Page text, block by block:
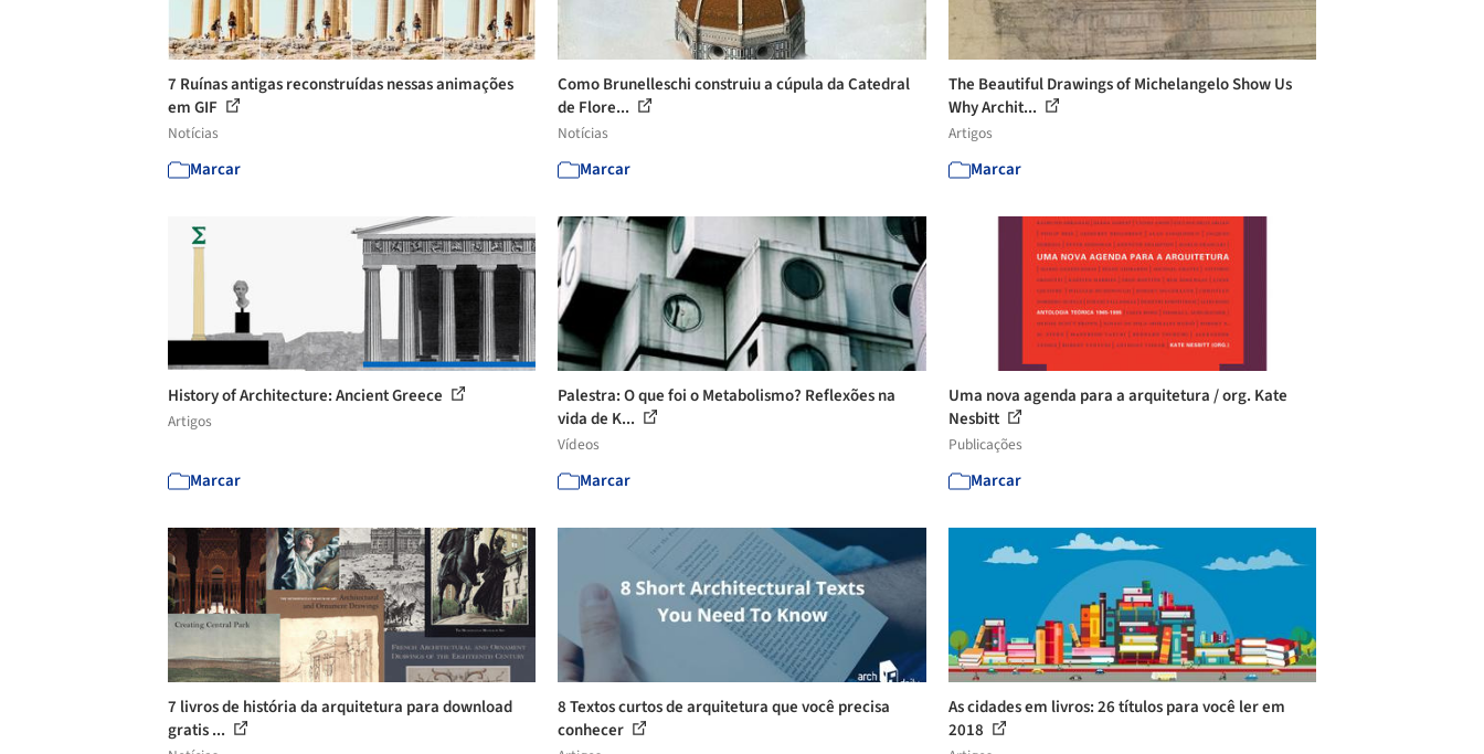
7 Ruínas antigas reconstruídas nessas animações
em GIF
Notícias
Marcar
Como Brunelleschi construiu a cúpula da Catedral
de Flore...
Notícias
Marcar
The Beautiful Drawings of Michelangelo Show Us
Why Archit...
Artigos
Marcar
History of Architecture: Ancient Greece
Artigos
Marcar
Palestra: O que foi o Metabolismo? Reflexões na
vida de K...
Vídeos
Marcar
Uma nova agenda para a arquitetura / org. Kate
Nesbitt
Publicações
Marcar
7 livros de história da arquitetura para download
gratis ...
8 Textos curtos de arquitetura que você precisa
conhecer
As cidades em livros: 26 títulos para você ler em
2018